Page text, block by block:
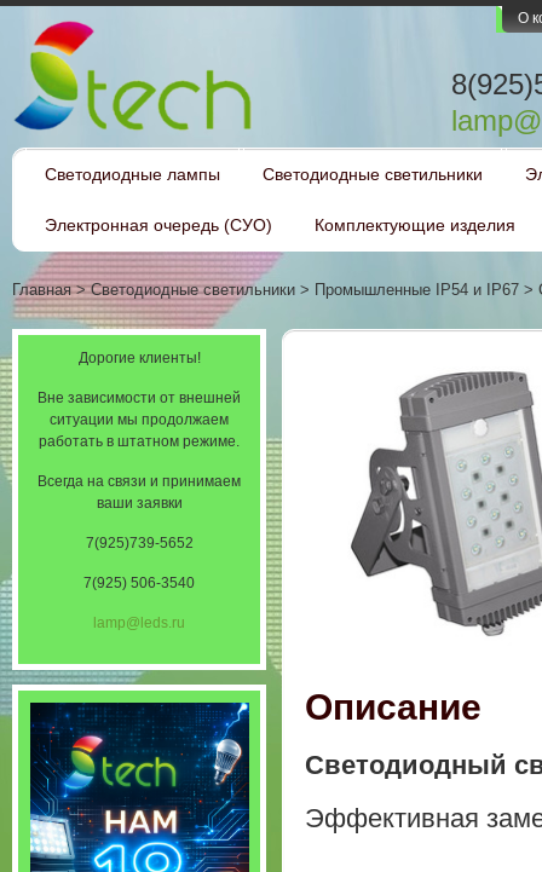
О
Светодиодные лампы Светодиодные светильники
Электронная очередь (СУО) Комплектующие изделия
Главная>Светодиодные светильники > Промышленные IP54 и IP67 >
Описание
Светодиодный
Эффективная
Дорогие клиенты!
Вне зависимости от внешней
ситуации мы продолжаем
работать в штатном режиме.
Всегда на связи и принимаем
ваши заявки
7(925)739-5652
7(925) 506-3540
lamp@leds.ru